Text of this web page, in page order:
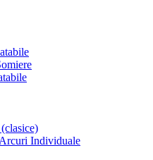
Individuale